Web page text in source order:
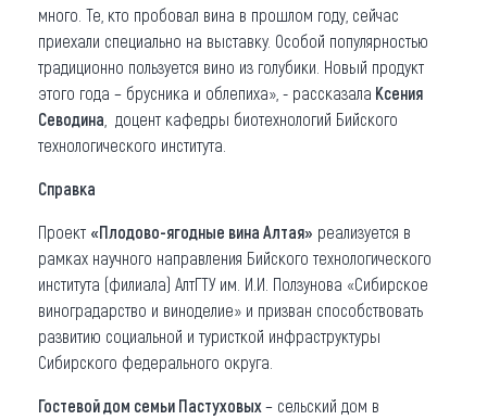
много. Те, кто пробовал вина в прошлом году, сейчас
приехали специально на выставку. Особой популярностью
традиционно пользуется вино из голубики. Новый продукт
этого года – брусника и облепиха», - рассказала Ксения
Севодина , доцент кафедры биотехнологий Бийского
технологического института.
Справка
Проект «Плодово-ягодные вина Алтая» реализуется в
рамках научного направления Бийского технологического
института (филиала) АлтГТУ им. И.И. Ползунова «Сибирское
виноградарство и виноделие» и призван способствовать
развитию социальной и туристкой инфраструктуры
Сибирского федерального округа.
Гостевой дом семьи Пастуховых– сельский дом в